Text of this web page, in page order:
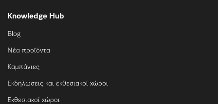
Knowledge Hub
Blog
Νέα προϊόντα
Καμπάνιες
Εκδηλώσεις και εκθεσιακοί χώροι
Εκθεσιακοί χώροι